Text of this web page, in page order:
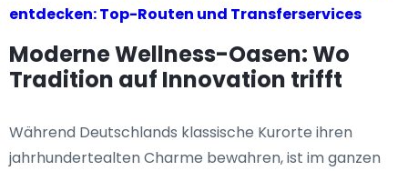
entdecken: Top-Routen und Transferservices
Moderne Wellness-Oasen: Wo
Tradition auf Innovation trifft
Während Deutschlands klassische Kurorte ihren
jahrhundertealten Charme bewahren, ist im ganzen